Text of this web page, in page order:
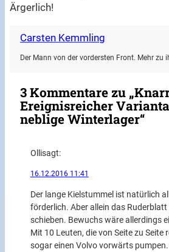
Ärgerlich!
Carsten Kemmling
Der Mann von der vordersten Front. Mehr zu
3 Kommentare zu
Ereignisreicher
neblige Winterlager“
Ollisagt:
16.12.2016 11:41
Der lange Kielstummel ist natürlich
förderlich. Aber allein das
schieben. Bewuchs wäre allerdings
Mit 10 Leuten, die von Seite zu Seite
sogar einen Volvo vorwärts